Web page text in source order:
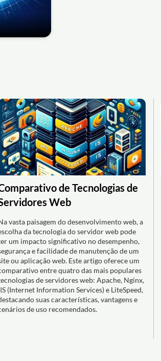
de Tecnologias de
Web
vasta paisagem do desenvolvimento web, a
da tecnologia do servidor web pode
um impacto significativo no desempenho,
e facilidade de manutenção de um
ou aplicação web. Este artigo oferece um
entre quatro das mais populares
de servidores web: Apache, Nginx,
(Internet Information Services) e LiteSpeed,
suas características, vantagens e
de uso recomendados.